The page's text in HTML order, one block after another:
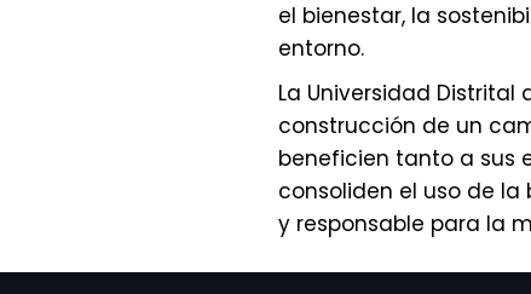
el bienestar, la
entorno.
La Universidad
construcción de un
beneficien tanto a sus
consoliden el uso de
y responsable para la